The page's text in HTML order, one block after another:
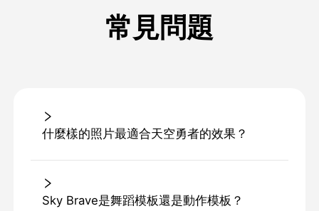
常見問題
什麼樣的照片最適合天空勇者的效果？
Sky Brave是舞蹈模板還是動作模板？